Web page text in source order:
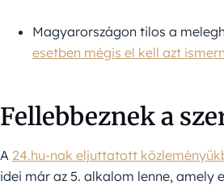
Magyarországon tilos a
esetben mégis el kell azt
Fellebbeznek a
A 24.hu-nak eljuttatott
idei már az 5. alkalom lenne, amely